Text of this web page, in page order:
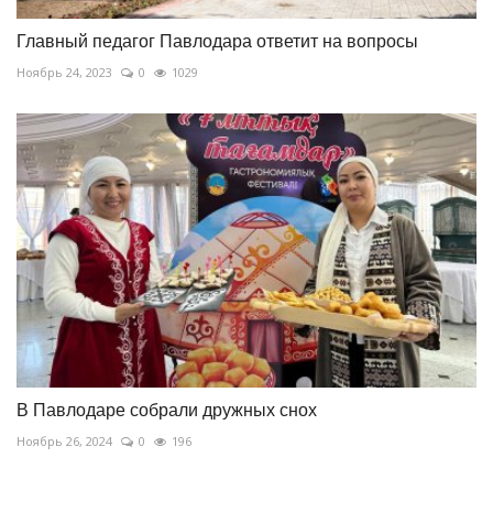
Главный педагог Павлодара ответит на вопросы
Ноябрь 24, 2023 0 1029
В Павлодаре собрали дружных снох
Ноябрь 26, 2024 0 196